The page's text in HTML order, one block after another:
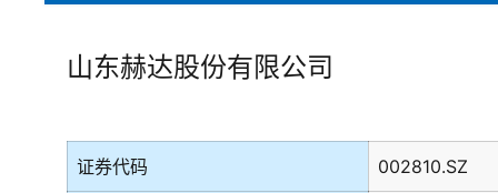
山东赫达股份有限公司
证券代码 002810.SZ